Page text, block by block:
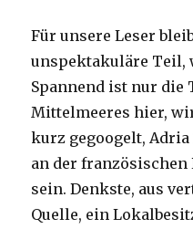
Für unsere Leser
unspektakuläre Teil,
Spannend ist nur die
Mittelmeeres hier,
kurz gegoogelt, Adria
an der
sein. Denkste, aus
Quelle, ein